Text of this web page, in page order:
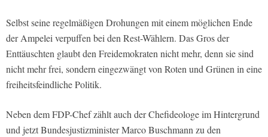
Selbst seine regelmäßigen Drohungen mit einem möglichen Ende
der Ampelei verpuffen bei den Rest-Wählern. Das Gros der
Enttäuschten glaubt den Freidemokraten nicht mehr, denn sie sind
nicht mehr frei, sondern eingezwängt von Roten und Grünen in eine
freiheitsfeindliche Politik.
Neben dem FDP-Chef zählt auch der Chefideologe im Hintergrund
und jetzt Bundesjustizminister Marco Buschmann zu den